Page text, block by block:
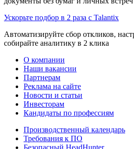
Ускорьте подбор в 2 раза с Talantix
Автоматизируйте сбор откликов,
собирайте аналитику в 2 клика
О компании
Наши вакансии
Партнерам
Реклама на сайте
Новости и статьи
Инвесторам
Кандидаты по профессиям
Производственный календарь
Требования к ПО
Безопасный HeadHunter